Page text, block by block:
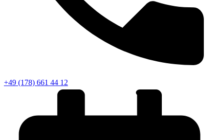
+49 (178) 661 44 12